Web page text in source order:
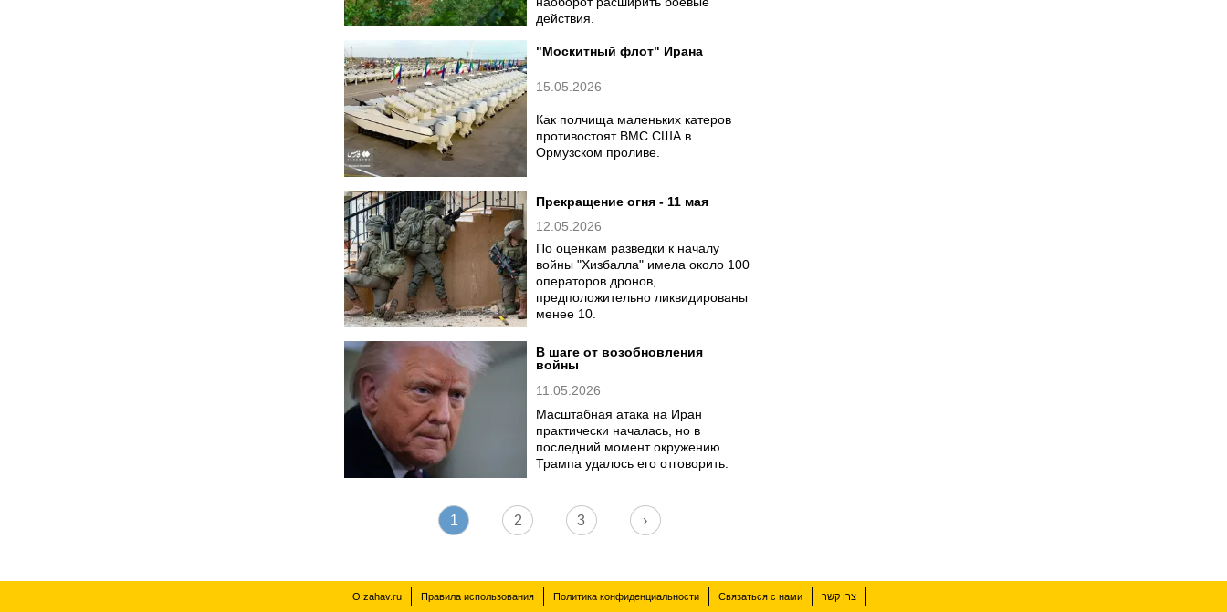
Прекращение огня - 16 мая
17.05.2026
расширенное прекращение огня с
момент против, мы бы хотели
наоборот расширить боевые
действия.
Как полчища маленьких катеров
противостоят ВМС США в
Ормузском проливе.
12.05.2026
войны "Хизбалла" имела около 100
операторов дронов,
предположительно ликвидированы
менее 10.
11.05.2026
Трампа удалось его отговорить.